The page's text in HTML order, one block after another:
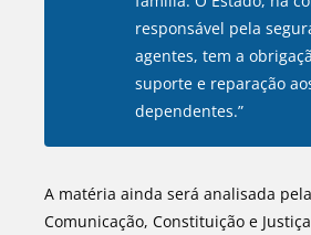
responsável pela
agentes, tem a
suporte e reparação
dependentes.”
A matéria ainda será analisada
Comunicação, Constituição e